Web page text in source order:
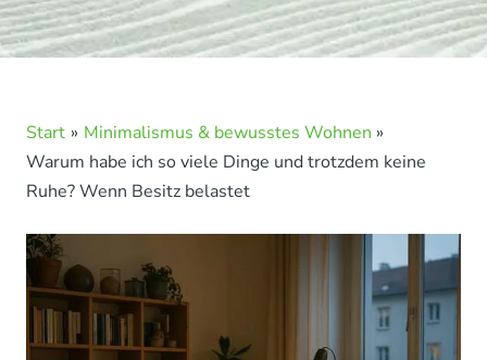
Start
Minimalismus & bewusstes Wohnen
Warum habe ich so viele Dinge und trotzdem keine
Ruhe? Wenn Besitz belastet